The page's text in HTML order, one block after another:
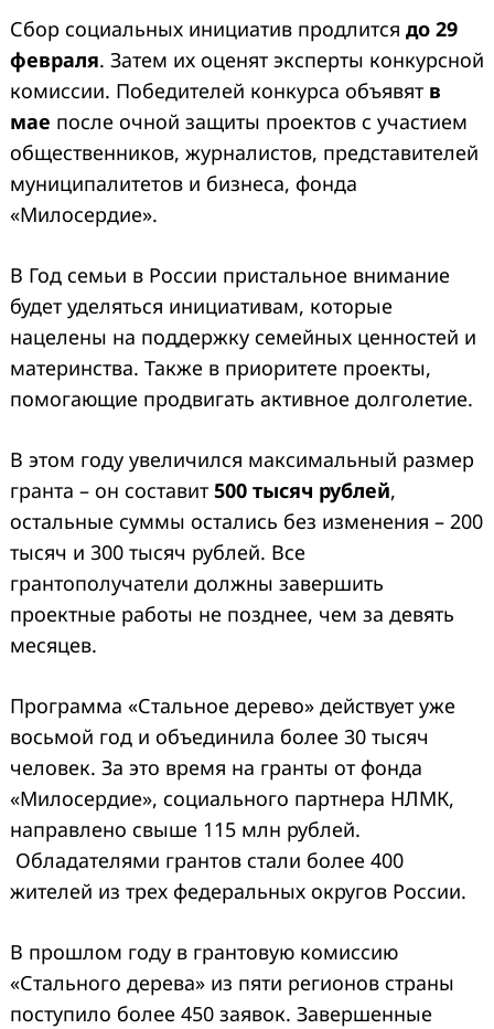
Сбор социальных инициатив продлится до 29
февраля. Затем их оценят эксперты конкурсной
комиссии. Победителей конкурса объявят в
мае после очной защиты проектов с участием
общественников, журналистов, представителей
муниципалитетов и бизнеса, фонда
«Милосердие».
В Год семьи в России пристальное внимание
будет уделяться инициативам, которые
нацелены на поддержку семейных ценностей и
материнства. Также в приоритете проекты,
помогающие продвигать активное долголетие.
В этом году увеличился максимальный размер
гранта – он составит 500 тысяч рублей,
остальные суммы остались без изменения – 200
тысяч и 300 тысяч рублей. Все
грантополучатели должны завершить
проектные работы не позднее, чем за девять
месяцев.
Программа «Стальное дерево» действует уже
восьмой год и объединила более 30 тысяч
человек. За это время на гранты от фонда
«Милосердие», социального партнера НЛМК,
направлено свыше 115 млн рублей.
Обладателями грантов стали более 400
жителей из трех федеральных округов России.
В прошлом году в грантовую комиссию
«Стального дерева» из пяти регионов страны
поступило более 450 заявок. Завершенные